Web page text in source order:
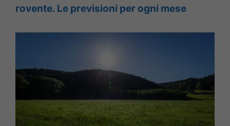
rovente. Le previsioni per ogni mese